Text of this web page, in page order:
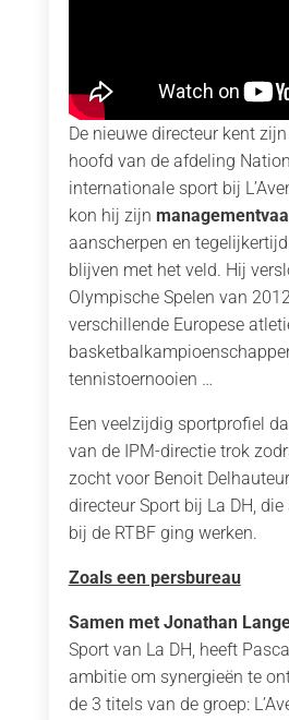
De nieuwe directeur kent
hoofd van de afdeling
internationale sport bij
kon hij zijn
aanscherpen en
blijven met het veld. Hij
Olympische Spelen van
verschillende Europese
tennistoernooien …
Een veelzijdig sportprofiel
van de IPM-directie trok
zocht voor Benoit
directeur Sport bij La DH,
bij de RTBF ging werken.
Zoals een persbureau
Samen met Jonathan
Sport van La DH, heeft
ambitie om synergieën te
de 3 titels van de groep: